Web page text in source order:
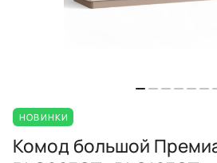
НОВИНКИ
Комод большой